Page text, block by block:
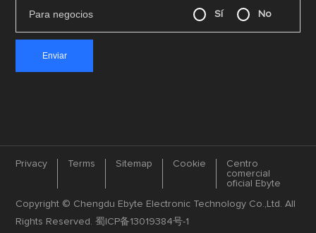
Para negocios Sí No
Privacy Terms Sitemap Cookie
Centro
comercial
oficial Ebyte
Copyright © Chengdu Ebyte Electronic Technology Co.,Ltd. All
Rights Reserved.蜀ICP备13019384号-1